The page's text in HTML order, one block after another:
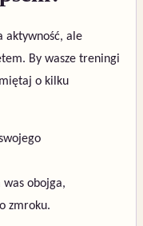
aktywność, ale
By wasze treningi
o kilku
obojga,
zmroku.